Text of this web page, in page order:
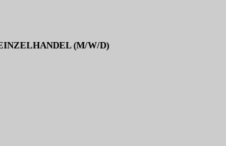
(M/W/D)